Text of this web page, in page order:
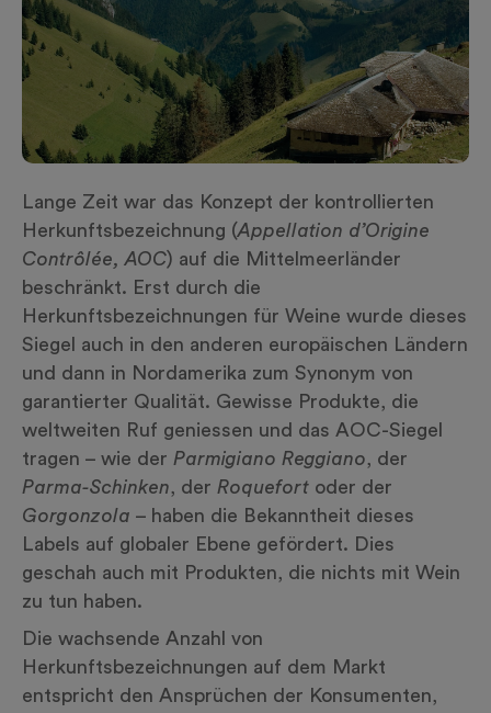
Lange Zeit war das Konzept der kontrollierten
Herkunftsbezeichnung (Appellation d’Origine
Contrôlée, AOC) auf die Mittelmeerländer
beschränkt. Erst durch die
Herkunftsbezeichnungen für Weine wurde dieses
Siegel auch in den anderen europäischen Ländern
und dann in Nordamerika zum Synonym von
garantierter Qualität. Gewisse Produkte, die
weltweiten Ruf geniessen und das AOC-Siegel
tragen – wie der Parmigiano Reggiano, der
Parma-Schinken, der Roquefort oder der
Gorgonzola – haben die Bekanntheit dieses
Labels auf globaler Ebene gefördert. Dies
geschah auch mit Produkten, die nichts mit Wein
zu tun haben.
Die wachsende Anzahl von
Herkunftsbezeichnungen auf dem Markt
entspricht den Ansprüchen der Konsumenten,